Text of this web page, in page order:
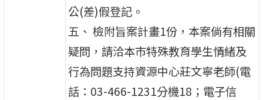
公(差)假登記。
五、 檢附旨案計畫1份，本案倘有相關
疑問，請洽本市特殊教育學生情緒及
行為問題支持資源中心莊文寧老師(電
話：03-466-1231分機18；電子信